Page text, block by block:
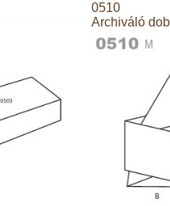
0510
Archiváló